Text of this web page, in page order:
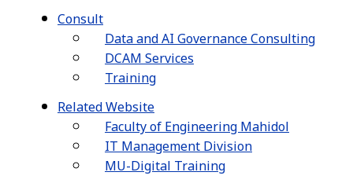
Consult
Data and AI Governance Consulting
DCAM Services
Training
Related Website
Faculty of Engineering Mahidol
IT Management Division
MU-Digital Training